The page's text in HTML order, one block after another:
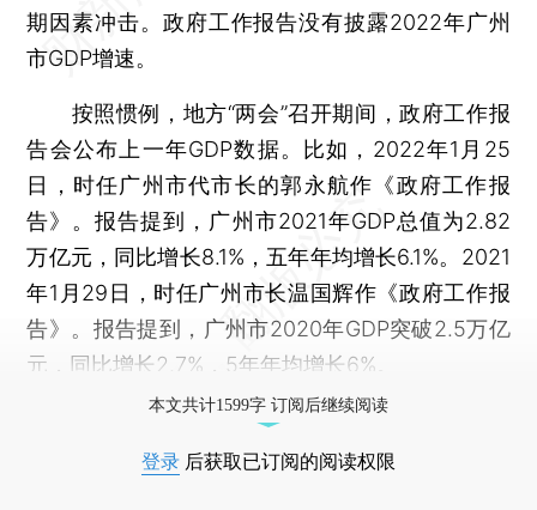
期因素冲击。政府工作报告没有披露2022年广州
市GDP增速。
按照惯例，地方“两会”召开期间，政府工作报
告会公布上一年GDP数据。比如，2022年1月25
日，时任广州市代市长的郭永航作《政府工作报
告》。报告提到，广州市2021年GDP总值为2.82
万亿元，同比增长8.1%，五年年均增长6.1%。2021
年1月29日，时任广州市长温国辉作《政府工作报
告》。报告提到，广州市2020年GDP突破2.5万亿
元，同比增长2.7%，5年年均增长6%。
本文共计1599字 订阅后继续阅读
登录 后获取已订阅的阅读权限